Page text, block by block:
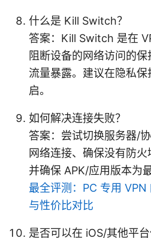
什么是 Kill Switch？
答案：Kill Switch 是在
阻断设备的网络访问的
流量暴露。建议在隐私
启。
如何解决连接失败？
答案：尝试切换服务器/
网络连接、确保没有防火
并确保 APK/应用版本为
最全评测：PC 专用
与性价比对比
是否可以在 iOS/其他平台